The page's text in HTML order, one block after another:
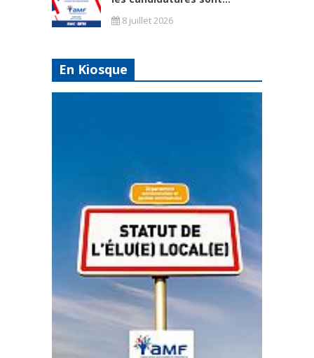
8 juillet 2026
En Kiosque